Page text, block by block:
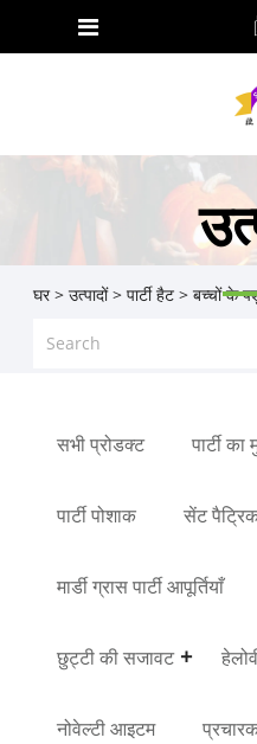
घर > उत्पादों> पार्टी हैट> बच्चों के पशु
सभी प्रोडक्ट पार्टी का
पार्टी पोशाक सेंट
मार्डी ग्रास पार्टी आपूर्तियाँ
छुट्टी की सजावट
नोवेल्टी आइटम